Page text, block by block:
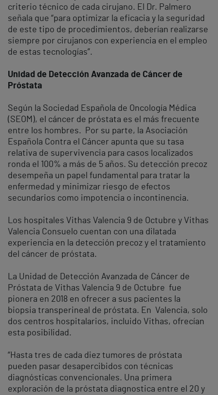
criterio técnico de cada cirujano. El Dr. Palmero
señala que “para optimizar la eficacia y la seguridad
de este tipo de procedimientos, deberían realizarse
siempre por cirujanos con experiencia en el empleo
de estas tecnologías”.
Unidad de Detección Avanzada de Cáncer de
Próstata
Según la Sociedad Española de Oncología Médica
(SEOM), el cáncer de próstata es el más frecuente
entre los hombres. Por su parte, la Asociación
Española Contra el Cáncer apunta que su tasa
relativa de supervivencia para casos localizados
ronda el 100% a más de 5 años. Su detección precoz
desempeña un papel fundamental para tratar la
enfermedad y minimizar riesgo de efectos
secundarios como impotencia o incontinencia.
Los hospitales Vithas Valencia 9 de Octubre y Vithas
Valencia Consuelo cuentan con una dilatada
experiencia en la detección precoz y el tratamiento
del cáncer de próstata.
La Unidad de Detección Avanzada de Cáncer de
Próstata de Vithas Valencia 9 de Octubre fue
pionera en 2018 en ofrecer a sus pacientes la
biopsia transperineal de próstata. En Valencia, solo
dos centros hospitalarios, incluido Vithas, ofrecían
esta posibilidad.
“Hasta tres de cada diez tumores de próstata
pueden pasar desapercibidos con técnicas
diagnósticas convencionales. Una primera
exploración de la próstata diagnostica entre el 20 y